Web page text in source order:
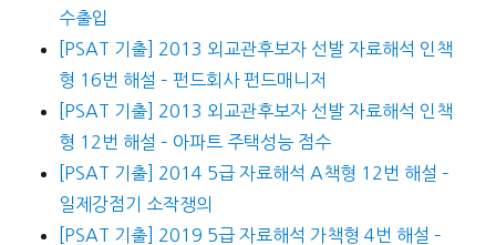
수출입
[PSAT 기출] 2013 외교관후보자 선발 자료해석 인책
형 16번 해설 – 펀드회사 펀드매니저
[PSAT 기출] 2013 외교관후보자 선발 자료해석 인책
형 12번 해설 – 아파트 주택성능 점수
[PSAT 기출] 2014 5급 자료해석 A책형 12번 해설 –
일제강점기 소작쟁의
[PSAT 기출] 2019 5급 자료해석 가책형 4번 해설 –